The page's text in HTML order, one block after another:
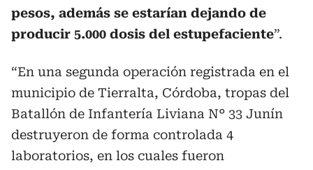
pesos, además se estarían dejando de
producir 5.000 dosis del estupefaciente”.
“En una segunda operación registrada en el
municipio de Tierralta, Córdoba, tropas del
Batallón de Infantería Liviana N° 33 Junín
destruyeron de forma controlada 4
laboratorios, en los cuales fueron